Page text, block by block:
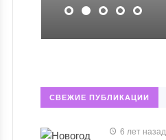
СВЕЖИЕ ПУБЛИКАЦИИ
6 лет назад